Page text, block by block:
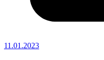
11.01.2023